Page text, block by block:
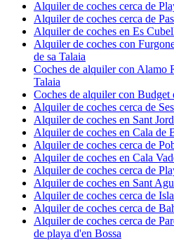
Alquiler de coches cerca de
Alquiler de coches cerca de
Alquiler de coches en Es
Alquiler de coches con
de sa Talaia
Coches de alquiler con Alamo
Talaia
Coches de alquiler con Budget
Alquiler de coches cerca de
Alquiler de coches en Sant
Alquiler de coches en Cala de
Alquiler de coches cerca de
Alquiler de coches en Cala
Alquiler de coches cerca de
Alquiler de coches en Sant
Alquiler de coches cerca de
Alquiler de coches cerca de
Alquiler de coches cerca de
de playa d'en Bossa